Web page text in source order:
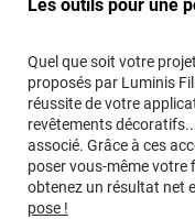
Les outils pour une
Quel que soit votre
proposés par Luminis
réussite de votre
revêtements
associé. Grâce à ces
poser vous-même votre
obtenez un résultat net
pose !